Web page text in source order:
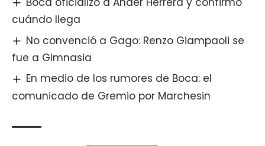
cuándo llega
No convenció a Gago: Renzo Giampaoli se
fue a Gimnasia
En medio de los rumores de Boca: el
comunicado de Gremio por Marchesin